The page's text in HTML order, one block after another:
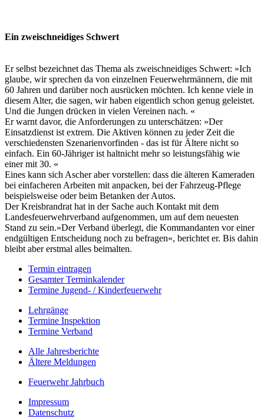
Ein zweischneidiges Schwert
Er selbst bezeichnet das Thema als zweischneidiges Schwert: »Ich
glaube, wir sprechen da von einzelnen Feuerwehrmännern, die mit
60 Jahren und darüber noch ausrücken möchten. Ich kenne viele in
diesem Alter, die sagen, wir haben eigentlich schon genug geleistet.
Und die Jungen drücken in vielen Vereinen nach. «
Er warnt davor, die Anforderungen zu unterschätzen: »Der
Einsatzdienst ist extrem. Die Aktiven können zu jeder Zeit die
verschiedensten Szenarienvorfinden - das ist für Ältere nicht so
einfach. Ein 60-Jähriger ist haltnicht mehr so leistungsfähig wie
einer mit 30. «
Eines kann sich Ascher aber vorstellen: dass die älteren Kameraden
bei einfacheren Arbeiten mit anpacken, bei der Fahrzeug-Pflege
beispielsweise oder beim Betanken der Autos.
Der Kreisbrandrat hat in der Sache auch Kontakt mit dem
Landesfeuerwehrverband aufgenommen, um auf dem neuesten
Stand zu sein.»Der Verband überlegt, die Kommandanten vor einer
endgültigen Entscheidung noch zu befragen«, berichtet er. Bis dahin
bleibt aber erstmal alles beimalten.
Termin eintragen
Gesamter Terminkalender
Termine Jugend- / Kinderfeuerwehr
Lehrgänge
Termine Inspektion
Termine Verband
Alle Jahresberichte
Ältere Meldungen
Feuerwehr Jahrbuch
Impressum
Datenschutz